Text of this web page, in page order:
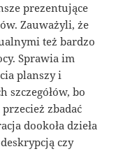
prezentujące
Zauważyli, że
też bardzo
Sprawia im
planszy i
szczegółów, bo
zbadać
dookoła dzieła
czy